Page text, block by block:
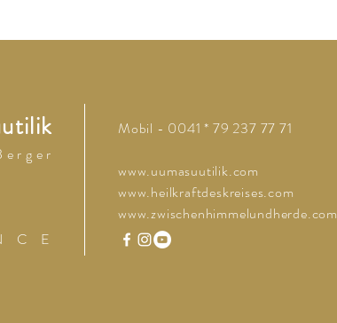
r g e r
C E
Mobil - 0041 * 79 237 77 71
www.uumasuutilik.com
www.heilkraftdeskreises.com
www.zwischenhimmelundherde.com